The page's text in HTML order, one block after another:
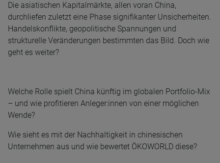
Die asiatischen Kapitalmärkte, allen voran China,
durchliefen zuletzt eine Phase signifikanter Unsicherheiten.
Handelskonflikte, geopolitische Spannungen und
strukturelle Veränderungen bestimmten das Bild. Doch wie
geht es weiter?
Welche Rolle spielt China künftig im globalen Portfolio-Mix
– und wie profitieren Anleger:innen von einer möglichen
Wende?
Wie sieht es mit der Nachhaltigkeit in chinesischen
Unternehmen aus und wie bewertet ÖKOWORLD diese?